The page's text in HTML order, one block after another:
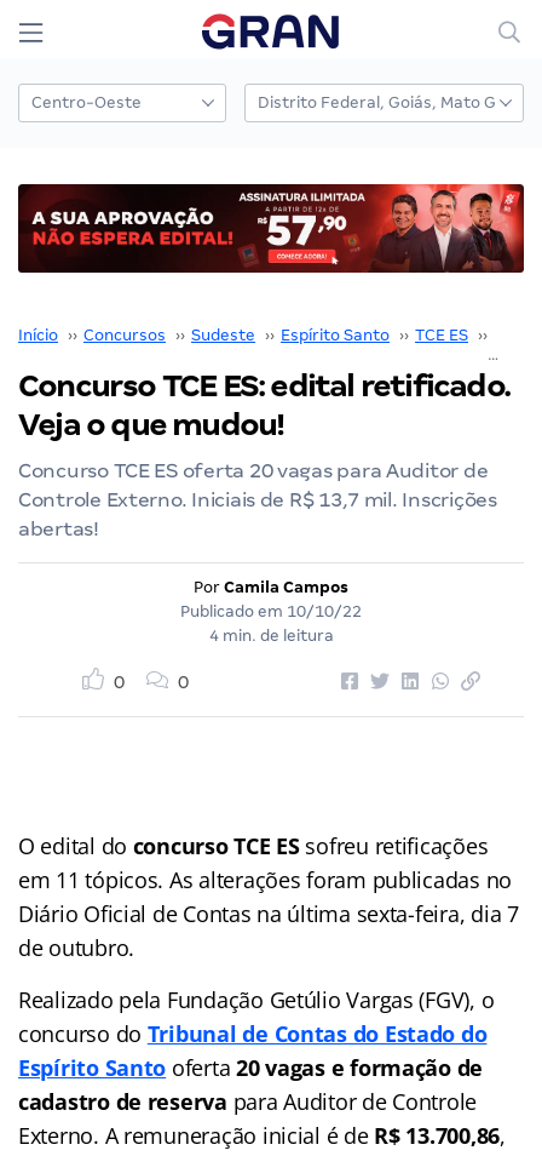
Início ›› Concursos ›› Sudeste ›› Espírito Santo ›› TCE ES ››
Concurso TCE ES: edital retificado.
Veja o que mudou!
Concurso TCE ES oferta 20 vagas para Auditor de
Controle Externo. Iniciais de R$ 13,7 mil. Inscrições
abertas!
Por Camila Campos
Publicado em 10/10/22
4 min. de leitura
0 0
O edital do concurso TCE ES sofreu retificações
em 11 tópicos. As alterações foram publicadas no
Diário Oficial de Contas na última sexta-feira, dia 7
de outubro.
Realizado pela Fundação Getúlio Vargas (FGV), o
concurso do Tribunal de Contas do Estado do
Espírito Santo oferta20 vagas e formação de
cadastro de reserva para Auditor de Controle
Externo. A remuneração inicial é de R$ 13.700,86,